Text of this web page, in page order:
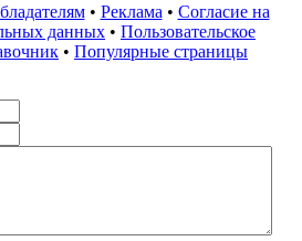
• Реклама • Согласие на
данных • Пользовательское
• Популярные страницы